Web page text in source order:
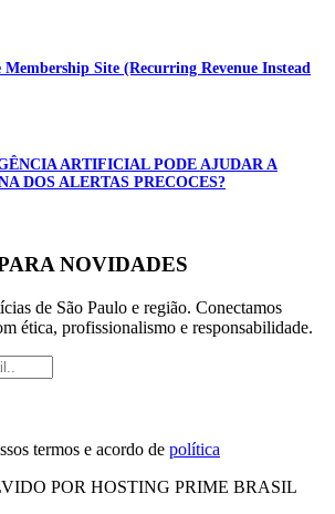
Site (Recurring Revenue Instead
ARTIFICIAL PODE AJUDAR A
DOS ALERTAS PRECOCES?
NOVIDADES
de São Paulo e região. Conectamos
ética, profissionalismo e responsabilidade.
termos e acordo de política
POR HOSTING PRIME BRASIL